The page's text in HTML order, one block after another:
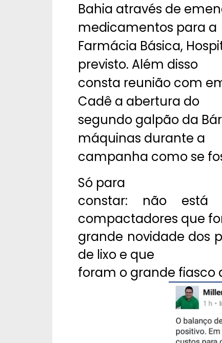
Bahia através de
medicamentos para a
Farmácia Básica,
previsto. Além disso
consta reunião com
Cadê a abertura do
segundo galpão da
máquinas durante a
campanha como se
Só para
constar: não está
compactadores que
grande novidade dos
de lixo e que
foram o grande fiasco